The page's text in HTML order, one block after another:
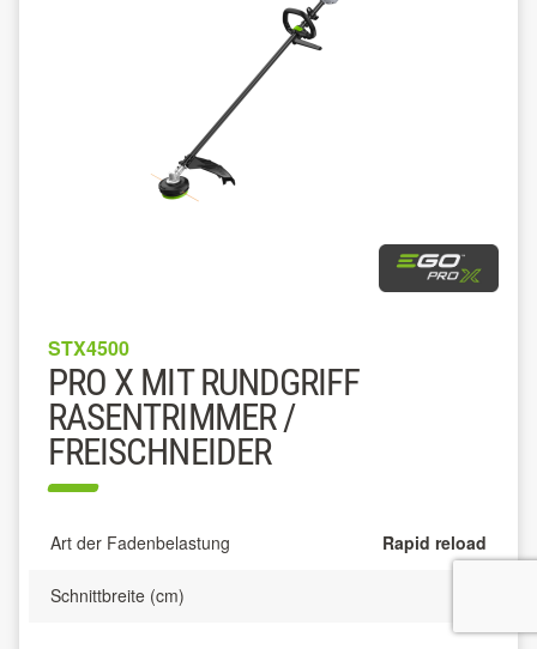
STX4500
PRO X MIT RUNDGRIFF
RASENTRIMMER /
FREISCHNEIDER
Art der Fadenbelastung Rapid reload
Schnittbreite (cm)